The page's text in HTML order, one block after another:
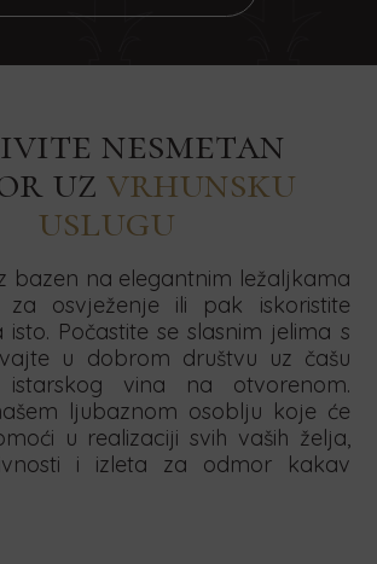
nesmetan
uz vrhunsku
uslugu
bazen na elegantnim ležaljkama
osvježenje ili pak iskoristite
Počastite se slasnim jelima s
u dobrom društvu uz čašu
istarskog vina na otvorenom.
ljubaznom osoblju koje će
u realizaciji svih vaših želja,
i izleta za odmor kakav